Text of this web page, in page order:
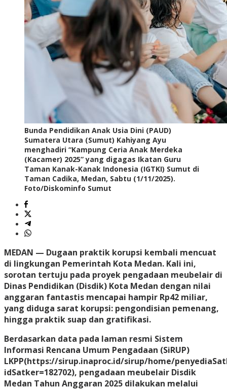
Bunda Pendidikan Anak Usia Dini (PAUD)
Sumatera Utara (Sumut) Kahiyang Ayu
menghadiri “Kampung Ceria Anak Merdeka
(Kacamer) 2025” yang digagas Ikatan Guru
Taman Kanak-Kanak Indonesia (IGTKI) Sumut di
Taman Cadika, Medan, Sabtu (1/11/2025).
Foto/Diskominfo Sumut
MEDAN — Dugaan praktik korupsi kembali mencuat
di lingkungan Pemerintah Kota Medan. Kali ini,
sorotan tertuju pada proyek pengadaan meubelair di
Dinas Pendidikan (Disdik) Kota Medan dengan nilai
anggaran fantastis mencapai hampir Rp42 miliar,
yang diduga sarat korupsi: pengondisian pemenang,
hingga praktik suap dan gratifikasi.
Berdasarkan data pada laman resmi Sistem
Informasi Rencana Umum Pengadaan (SiRUP)
LKPP(https://sirup.inaproc.id/sirup/home/
idSatker=182702), pengadaan meubelair Disdik
Medan Tahun Anggaran 2025 dilakukan melalui